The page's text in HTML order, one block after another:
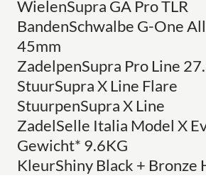
WielenSupra GA Pro TLR
BandenSchwalbe G-One
45mm
ZadelpenSupra Pro Line
StuurSupra X Line Flare
StuurpenSupra X Line
ZadelSelle Italia Model X
Gewicht* 9.6KG
KleurShiny Black + Bronze